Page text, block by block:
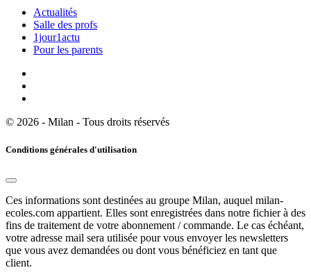
Actualités
Salle des profs
1jour1actu
Pour les parents
© 2026 - Milan - Tous droits réservés
Conditions générales d'utilisation
Ces informations sont destinées au groupe Milan, auquel milan-
ecoles.com appartient. Elles sont enregistrées dans notre fichier à des
fins de traitement de votre abonnement / commande. Le cas échéant,
votre adresse mail sera utilisée pour vous envoyer les newsletters
que vous avez demandées ou dont vous bénéficiez en tant que
client.